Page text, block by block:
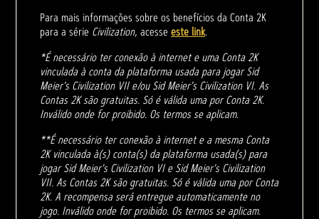
Para mais informações sobre os benefícios da Conta 2K
para a série Civilization, acesse este link.
*É necessário ter conexão à internet e uma Conta 2K
vinculada à conta da plataforma usada para jogar Sid
Meier's Civilization VII e/ou Sid Meier's Civilization VI. As
Contas 2K são gratuitas. Só é válida uma por Conta 2K.
Inválido onde for proibido. Os termos se aplicam.
**É necessário ter conexão à internet e a mesma Conta
2K vinculada à(s) conta(s) da plataforma usada(s) para
jogar Sid Meier's Civilization VI e Sid Meier's Civilization
VII. As Contas 2K são gratuitas. Só é válida uma por Conta
2K. A recompensa será entregue automaticamente no
jogo. Inválido onde for proibido. Os termos se aplicam.